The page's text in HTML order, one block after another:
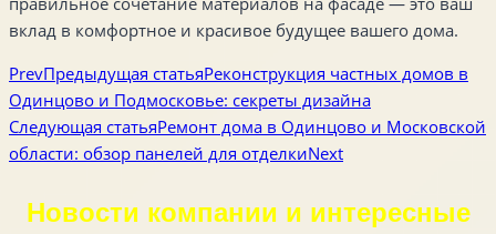
вклад в комфортное и красивое будущее вашего дома.
PrevПредыдущая статьяРеконструкция частных домов в
Одинцово и Подмосковье: секреты дизайна
Следующая статьяРемонт дома в Одинцово и Московской
области: обзор панелей для отделкиNext
Новости компании и интересные